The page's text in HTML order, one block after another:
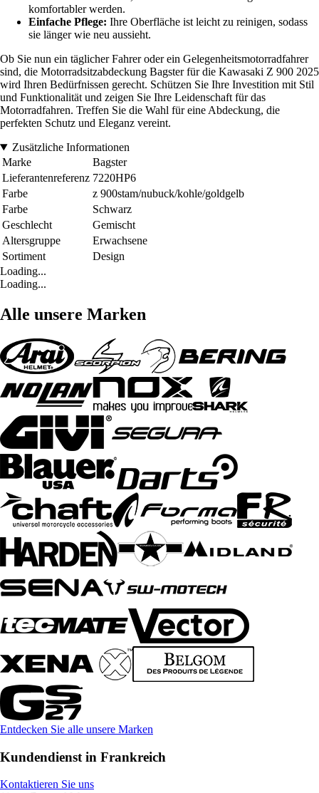
komfortabler werden.
Einfache Pflege: Ihre Oberfläche ist leicht zu reinigen, sodass
sie länger wie neu aussieht.
Ob Sie nun ein täglicher Fahrer oder ein Gelegenheitsmotorradfahrer
sind, die Motorradsitzabdeckung Bagster für die Kawasaki Z 900 2025
wird Ihren Bedürfnissen gerecht. Schützen Sie Ihre Investition mit Stil
und Funktionalität und zeigen Sie Ihre Leidenschaft für das
Motorradfahren. Treffen Sie die Wahl für eine Abdeckung, die
perfekten Schutz und Eleganz vereint.
Zusätzliche Informationen
Marke
Bagster
Lieferantenreferenz 7220HP6
Farbe
z 900stam/nubuck/kohle/goldgelb
Farbe
Schwarz
Geschlecht
Gemischt
Altersgruppe
Erwachsene
Sortiment
Design
Loading...
Loading...
Alle unsere Marken
Entdecken Sie alle unsere Marken
Kundendienst in Frankreich
Kontaktieren Sie uns